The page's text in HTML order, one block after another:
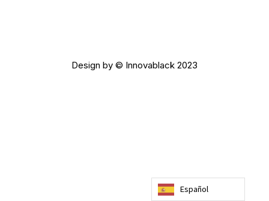
Design by © Innovablack 2023
Español